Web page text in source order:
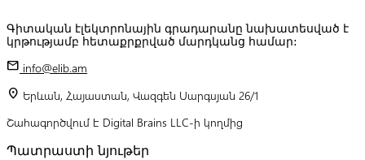
Գիտական էլեկտրոնային գրադարանը նախատեսված է
կրթությամբ հետաքրքրված մարդկանց համար:
mail info@elib.am
location_on Երևան, Հայաստան, Վազգեն Սարգսյան 26/1
Շահագործվում է Digital Brains LLC-ի կողմից
Պատրաստի նյութեր